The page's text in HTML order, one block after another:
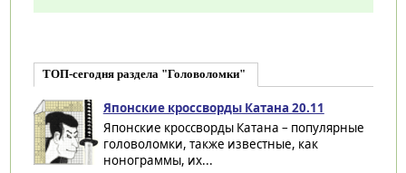
ТОП-сегодня раздела "Головоломки"
Японские кроссворды Катана 20.11
Японские кроссворды Катана – популярные
головоломки, также известные, как
нонограммы, их...